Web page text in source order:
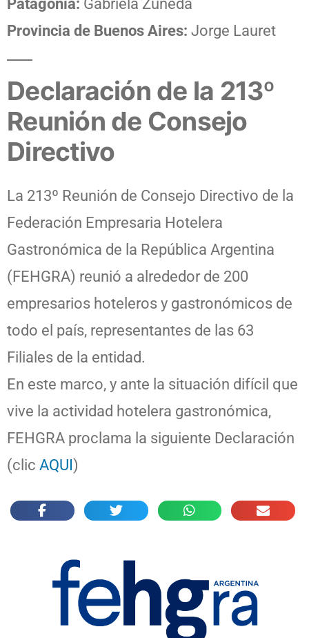
Patagonia: Gabriela Zuñeda
Provincia de Buenos Aires: Jorge Lauret
Declaración de la 213º
Reunión de Consejo
Directivo
La 213º Reunión de Consejo Directivo de la
Federación Empresaria Hotelera
Gastronómica de la República Argentina
(FEHGRA) reunió a alrededor de 200
empresarios hoteleros y gastronómicos de
todo el país, representantes de las 63
Filiales de la entidad.
En este marco, y ante la situación difícil que
vive la actividad hotelera gastronómica,
FEHGRA proclama la siguiente Declaración
(clic AQUI)